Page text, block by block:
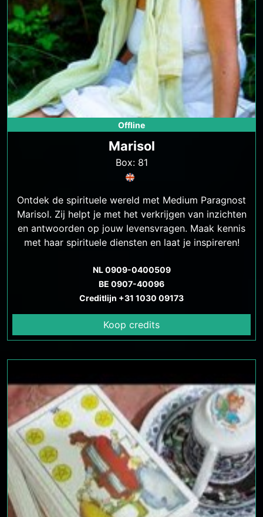
Offline
Marisol
Box: 81
Ontdek de spirituele wereld met Medium Paragnost
Marisol. Zij helpt je met het verkrijgen van inzichten
en antwoorden op jouw levensvragen. Maak kennis
met haar spirituele diensten en laat je inspireren!
NL 0909-0400509
BE 0907-40096
Creditlijn +31 1030 09173
Koop credits